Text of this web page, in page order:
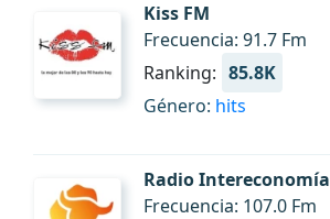
Kiss FM
Frecuencia: 91.7 Fm
Ranking: 85.8K
Género: hits
Radio Intereconomía
Frecuencia: 107.0 Fm